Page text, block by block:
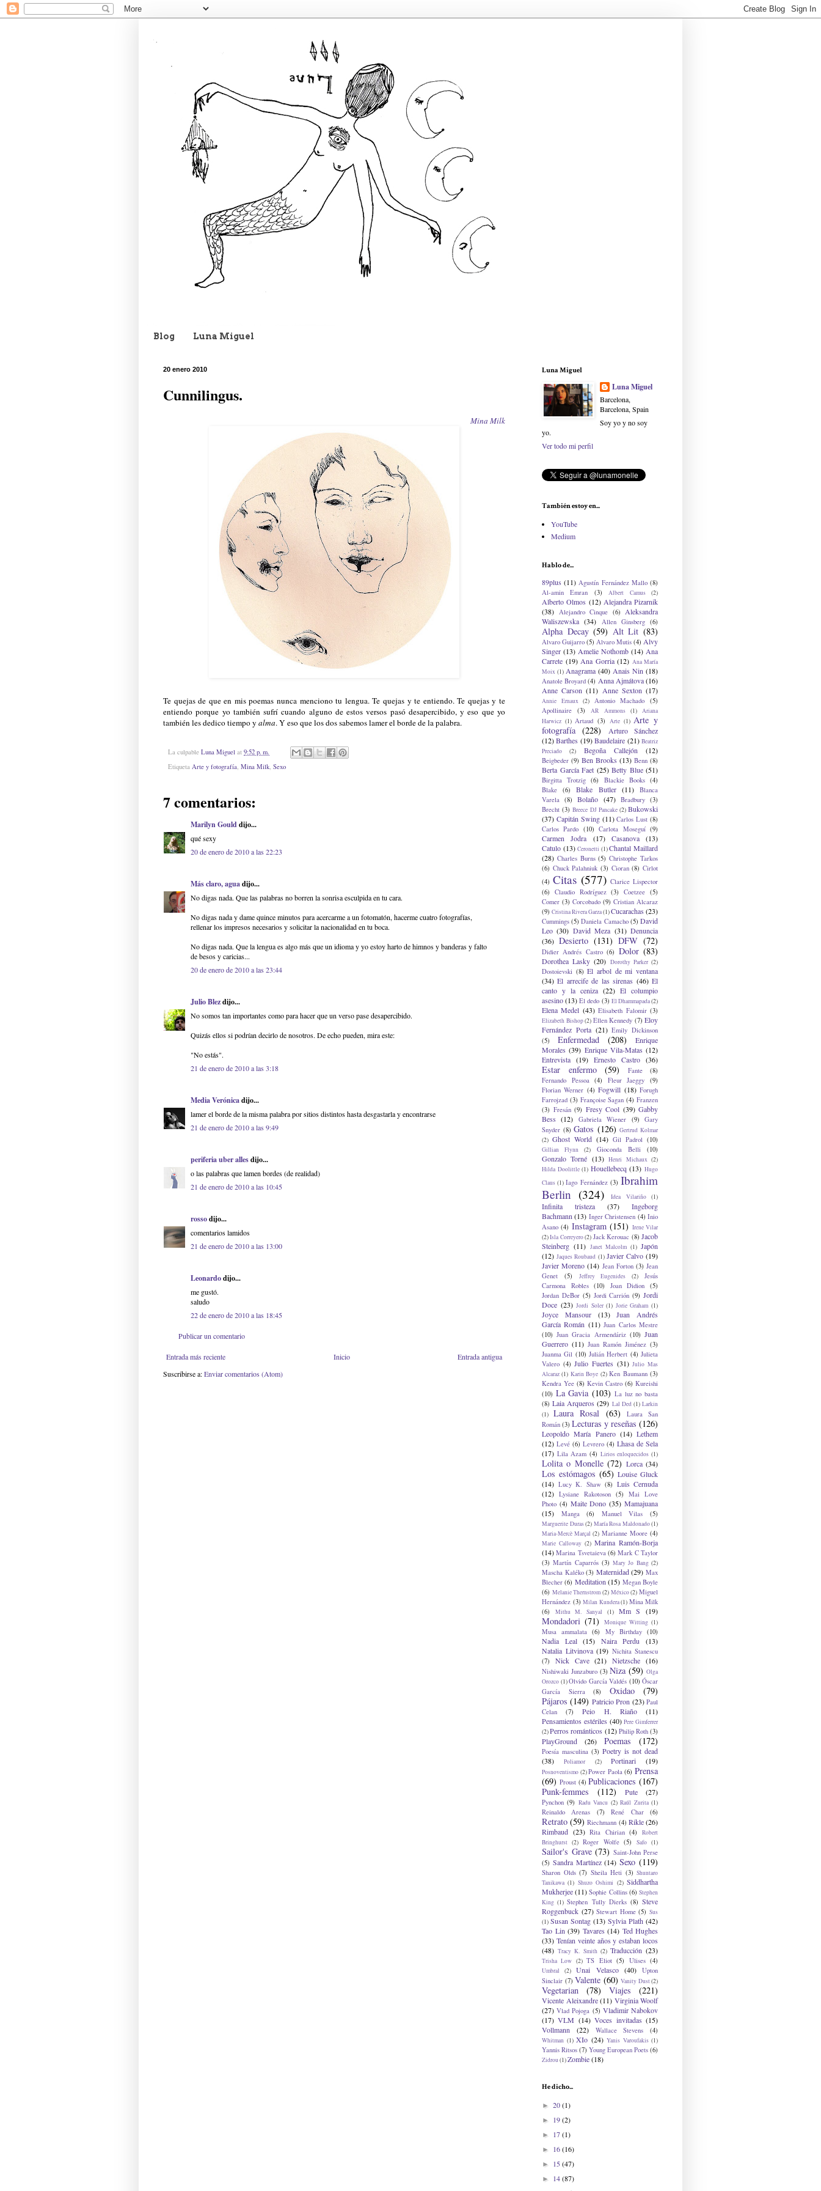
Blog Luna Miguel
20 enero 2010
Cunnilingus.
Mina Milk
Te quejas de que en mis poemas nunca menciono tu lengua. Te quejas y te entiendo. Te quejas y te
entiendo porque yo también sufrí cuando alguno de estos versos pasó desapercibido, y eso que yo
también les dedico tiempo y alma. Y eso que los dos sabemos lamer el borde de la palabra.
La culpable Luna Miguel at 9:52 p. m.
Etiqueta Arte y fotografía, Mina Milk, Sexo
7 comentarios:
Marilyn Goulddijo...
qué sexy
20 de enero de 2010 a las 22:23
Más claro, aguadijo...
No digas nada. Que las palabras no borren la sonrisa esculpida en tu cara.
No digas nada y dame quince minutos para acercarme a un fotomatón, hacerme cuatro fotografías,
rellenar los impresos necesarios y solicitar la nacionalidad en tu boca.
No digas nada. Que la lengua es algo más que un idioma y yo estoy harto de himnos y banderas y falto
de besos y caricias...
20 de enero de 2010 a las 23:44
Julio Blezdijo...
No somos tan importantes como para hacer que un verso pase desapercibido.
Quizás ellos si podrían decirlo de nosotros. De echo pueden, mira este:
"No estás".
21 de enero de 2010 a las 3:18
Media Verónicadijo...
lamer el borde de la misma palabra por sitios distintos hasta desgastarla y encontrarse
21 de enero de 2010 a las 9:49
periferia uber allesdijo...
o las palabras que lamen bordes (de realidad)
21 de enero de 2010 a las 10:45
rossodijo...
comentarios lamidos
21 de enero de 2010 a las 13:00
Leonardodijo...
me gustó.
saludo
22 de enero de 2010 a las 18:45
Publicar un comentario
Entrada más reciente Entrada antigua
Inicio
Suscribirse a:Enviar comentarios (Atom)
Luna Miguel
Luna Miguel
Barcelona,
Barcelona, Spain
Soy yo y no soy
yo.
Ver todo mi perfil
También estoy en...
YouTube
Medium
Hablo de...
89plus (11) Agustín Fernández Mallo (8)
Al-amin Emran
(3) Albert Camus (2)
Alberto Olmos (12) Alejandra Pizarnik
(38)
Alejandro Cinque (6)
Aleksandra
Waliszewska (34) Allen Ginsberg (6)
Alpha Decay (59) Alt Lit (83)
Alvaro Guijarro (5) Alvaro Mutis (4) Alvy
Singer (13) Amelie Nothomb (14) Ana
Carrete (19) Ana Gorria (12) Ana María
Moix (1) Anagrama (40) Anais Nin (18)
Anatole Broyard (4) Anna Ajmátova (16)
Anne Carson (11) Anne Sexton (17)
Annie Ernaux (2) Antonio Machado
(5)
Apollinaire
(3) AR Ammons (1)
Ariana
Harwicz (1) Artaud (3) Arte (1) Arte y
fotografía (228)
Arturo Sánchez
(12) Barthes (19) Baudelaire (21) Beatriz
Preciado
(2) Begoña Callejón (12)
Beigbeder (9) Ben Brooks (13) Benn (8)
Berta García Faet (25) Betty Blue (51)
Birgitta Trotzig (6) Blackie Books (4)
Blake
(6) Blake Butler (11)
Blanca
Varela
(8) Bolaño (47) Bradbury (3)
Brecht (3) Breece DJ Pancake (2) Bukowski
(37) Capitán Swing (11) Carlos Lust (8)
Carlos Pardo (10) Carlota Moseguí (9)
Carmen Jodra (17) Casanova
(13)
Catulo (13) Ceronetti (1) Chantal Maillard
(28) Charles Burns (5) Christophe Tarkos
(6) Chuck Palahniuk (3) Cioran (8) Cirlot
(4) Citas (577) Clarice Lispector
(6)
Claudio Rodríguez (3) Coetzee (5)
Comer (3) Corcobado (9) Cristian Alcaraz
(9) Cristina Rivera Garza(1)Cucarachas (23)
Cummings (5) Daniela Camacho (5) David
Leo (30) David Meza (31) Denuncia
(36) Desierto (131) DFW (72)
Didier Andrés Castro (6) Dolor (83)
Dorothea Lasky (20) Dorothy Parker (2)
Dostoievski (8) El arbol de mi ventana
(34) El arrecife de las sirenas (46) El
canto y la ceniza (22) El columpio
asesino(13) El dedo (3) El Dhammapada(2)
Elena Medel (43) Elisabeth Falomir (3)
Elizabeth Bishop(2) Ellen Kennedy (7) Eloy
Fernández Porta (21) Emily Dickinson
(5)
Enfermedad (208)
Enrique
Morales (39) Enrique Vila-Matas (12)
Entrevista (19) Ernesto Castro (36)
Estar enfermo (59) Fante
(8)
Fernando Pessoa
(4) Fleur Jaeggy
(9)
Florian Werner (4) Fogwill (18) Forugh
Farrojzad (3) Françoise Sagan (4) Franzen
(3) Fresán (9) Fresy Cool (39) Gabby
Bess (12) Gabriela Wiener (9)
Gary
Snyder (8) Gatos (126) Gertrud Kolmar
(2) Ghost World (14) Gil Padrol (10)
Gillian Flynn (2) Gioconda Belli (10)
Gonzalo Torné (13) Henri Michaux (2)
Hilda Doolittle (1) Houellebecq (13) Hugo
Claus (1) Iago Fernández (3) Ibrahim
Berlin (324) Idea Vilariño (1)
Infinita tristeza (37)
Ingeborg
Bachmann (13) Inger Christensen (4) Inio
Asano (4) Instagram (151) Irene Vilar
(2)Isla Correyero(2) Jack Kerouac (8) Jacob
Steinberg (11) Janet Malcolm (1) Japón
(12) Jaques Roubaud (1) Javier Calvo (19)
Javier Moreno (14) Jean Forton (3) Jean
Genet
(5) Jeffrey Eugenides (2)
Jesús
Carmona Robles
(10) Joan Didion
(5)
Jordan DeBor (5) Jordi Carrión (9) Jordi
Doce (23) Jordi Soler (1) Jorie Graham (1)
Joyce Mansour (13)
Juan Andrés
García Román (11) Juan Carlos Mestre
(10) Juan Gracia Armendáriz (10) Juan
Guerrero (11) Juan Ramón Jiménez (3)
Juanma Gil (10) Julián Herbert (4) Julieta
Valero (4) Julio Fuertes (31) Julio Mas
Alcaraz (1) Karin Boye (2) Ken Baumann (3)
Kendra Yee (8) Kevin Castro (6) Kureishi
(10) La Gavia (103) La luz no basta
(8) Laia Arqueros (29) Lal Ded (1) Larkin
(1)
Laura Rosal (63)
Laura San
Román (3) Lecturas y reseñas (126)
Leopoldo María Panero (14) Lethem
(12) Levé (6) Levrero (4) Lhasa de Sela
(17) Lila Azam (4) Lirios enloquecidos (1)
Lolita o Monelle (72) Lorca (34)
Los estómagos (65) Louise Gluck
(14) Lucy K. Shaw (8) Luis Cernuda
(12) Lysiane Rakotoson (5)
Mai Love
Photo (4) Maite Dono (35) Mamajuana
(15)
Manga (6) Manuel Vilas (5)
Marguerite Duras(2) María Rosa Maldonado(1)
Maria-Mercè Marçal (2) Marianne Moore (4)
Marie Calloway (2) Marina Ramón-Borja
(14) Marina Tsvetaieva (6) Mark C Taylor
(3) Martín Caparrós (3) Mary Jo Bang (2)
Mascha Kaléko (3) Maternidad (29) Max
Blecher (6) Meditation (15) Megan Boyle
(6) Melanie Thernstrom (2) México (2) Miguel
Hernández (3) Milan Kundera(1) Mina Milk
(6)
Mithu M. Sanyal (1) Mm S (19)
Mondadori (71) Monique Witting (1)
Musa ammalata (6) My Birthday (10)
Nadia Leal (15) Naira Perdu
(13)
Natalia Litvinova (19) Nichita Stanescu
(7)
Nick Cave (21) Nietzsche (16)
Nishiwaki Junzaburo (3) Niza (59) Olga
Orozco (1)Olvido García Valdés (10) Óscar
García Sierra
(8) Oxidao
(79)
Pájaros (149) Patricio Pron (23) Paul
Celan
(7) Peio H. Riaño
(11)
Pensamientos estériles (40) Pere Gimferrer
(2)Perros románticos (12) Philip Roth (3)
PlayGround (26) Poemas (172)
Poesía masculina (3) Poetry is not dead
(38)
Poliamor (2) Portinari (19)
Posnoventismo (2) Power Paola (6) Prensa
(69) Proust (4) Publicaciones (167)
Punk-femmes
(112) Pute (27)
Pynchon (9) Radu Vancu (2) Raúl Zurita (1)
Reinaldo Arenas (7) René Char (6)
Retrato (59) Riechmann (4) Rikle (26)
Rimbaud (23) Rita Chirian (4)
Robert
Bringhurst (2) Roger Wolfe (5) Safo (1)
Sailor's Grave (73) Saint-John Perse
(5) Sandra Martínez (14) Sexo (119)
Sharon Olds (7) Sheila Heti (3) Shuntaro
Tanikawa (1) Shuzo Oshimi (2) Siddhartha
Mukherjee (11) Sophie Collins (6) Stephen
King (1) Stephen Tully Dierks (8) Steve
Roggenbuck (27) Stewart Home (5) Sus
(1) Susan Sontag (13) Sylvia Plath (42)
Tao Lin (39) Tavares (14) Ted Hughes
(33) Tenían veinte años y estaban locos
(48) Tracy K. Smith (2) Traducción (23)
Trisha Low (2) TS Eliot (5) Ulises (4)
Umbral (2) Unai Velasco (40)
Upton
Sinclair (7) Valente (60) Vanity Dust(2)
Vegetarian (78) Viajes (221)
Vicente Aleixandre (11) Virginia Woolf
(27) Vlad Pojoga (5) Vladimir Nabokov
(17) VLM (14) Voces invitadas (15)
Vollmann
(22) Wallace Stevens (4)
Whitman (1) XIo (24) Yanis Varoufakis (1)
Yannis Ritsos (7) Young European Poets (6)
Zidrou(1)Zombie(18)
He dicho...
► 20(1)
► 19(2)
► 17(1)
► 16(16)
► 15(47)
► 14(87)